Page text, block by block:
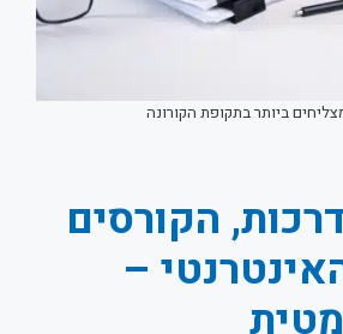
ביותר בתקופת הקורונה
הקורסים
–